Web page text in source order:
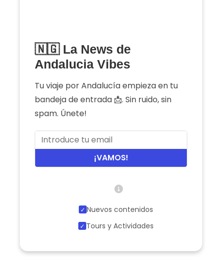
🇳🇬 La News de
Andalucia Vibes
Tu viaje por Andalucía empieza en tu
bandeja de entrada 📩. Sin ruido, sin
spam. Únete!
¡VAMOS!
Nuevos contenidos
Tours y Actividades